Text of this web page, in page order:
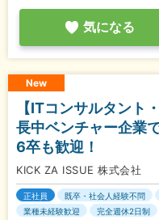
気になる
New
【ITコンサルタント
長中ベンチャー企業
6卒も歓迎！
KICK ZA ISSUE 株式会社
正社員 既卒・社会人経験不問
業種未経験歓迎
完全週休2日制